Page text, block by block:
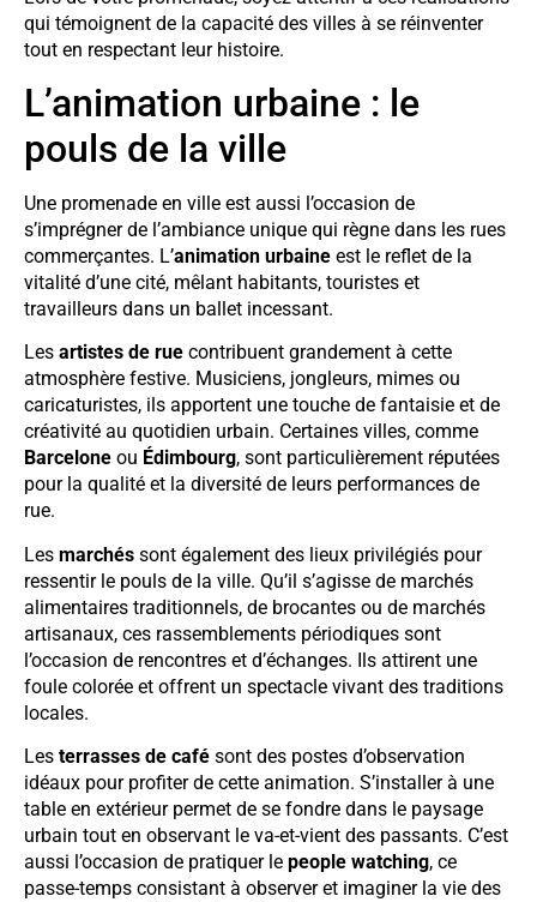
qui témoignent de la capacité des villes à se réinventer
tout en respectant leur histoire.
L’animation urbaine : le
pouls de la ville
Une promenade en ville est aussi l’occasion de
s’imprégner de l’ambiance unique qui règne dans les rues
commerçantes. L’animation urbaine est le reflet de la
vitalité d’une cité, mêlant habitants, touristes et
travailleurs dans un ballet incessant.
Les artistes de rue contribuent grandement à cette
atmosphère festive. Musiciens, jongleurs, mimes ou
caricaturistes, ils apportent une touche de fantaisie et de
créativité au quotidien urbain. Certaines villes, comme
Barcelone ou Édimbourg, sont particulièrement réputées
pour la qualité et la diversité de leurs performances de
rue.
Les marchés sont également des lieux privilégiés pour
ressentir le pouls de la ville. Qu’il s’agisse de marchés
alimentaires traditionnels, de brocantes ou de marchés
artisanaux, ces rassemblements périodiques sont
l’occasion de rencontres et d’échanges. Ils attirent une
foule colorée et offrent un spectacle vivant des traditions
locales.
Les terrasses de café sont des postes d’observation
idéaux pour profiter de cette animation. S’installer à une
table en extérieur permet de se fondre dans le paysage
urbain tout en observant le va-et-vient des passants. C’est
aussi l’occasion de pratiquer le people watching, ce
passe-temps consistant à observer et imaginer la vie des